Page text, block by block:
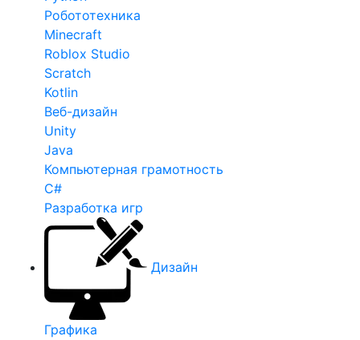
Робототехника
Minecraft
Roblox Studio
Scratch
Kotlin
Веб-дизайн
Unity
Java
Компьютерная грамотность
C#
Разработка игр
Дизайн
Графика